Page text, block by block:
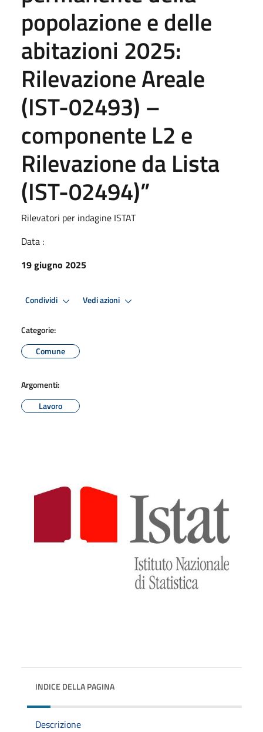
popolazione e delle
abitazioni 2025:
Rilevazione Areale
(IST-02493) –
componente L2 e
Rilevazione da Lista
(IST-02494)”
Rilevatori per indagine ISTAT
Data :
19 giugno 2025
Condividi Vedi azioni
Categorie:
Comune
Argomenti:
Lavoro
INDICE DELLA PAGINA
Descrizione